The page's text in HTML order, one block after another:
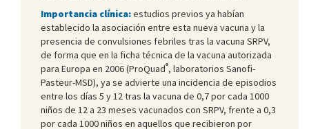
Importancia clínica:estudios previos ya habían
establecido la asociación entre esta nueva vacuna y la
presencia de convulsiones febriles tras la vacuna SRPV,
de forma que en la ficha técnica de la vacuna autorizada
para Europa en 2006 (ProQuad®, laboratorios Sanofi-
Pasteur-MSD), ya se advierte una incidencia de episodios
entre los días 5 y 12 tras la vacuna de 0,7 por cada 1000
niños de 12 a 23 meses vacunados con SRPV, frente a 0,3
por cada 1000 niños en aquellos que recibieron por